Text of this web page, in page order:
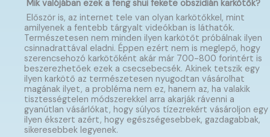
Mik valójában ezek a feng shui fekete obszidián karkötők?
Először is, az internet tele van olyan karkötőkkel, mint
amilyenek a fentebb tárgyalt videókban is láthatók.
Természetesen nem minden ilyen karkötőt próbálnak ilyen
csinnadrattával eladni. Éppen ezért nem is meglepő, hogy
szerencsehozó karkötőként akár már 700-800 forintért is
beszerezhetőek ezek a csecsebecsék. Akinek tetszik egy
ilyen karkötő az természetesen nyugodtan vásárolhat
magának ilyet, a probléma nem ez, hanem az, ha valakik
tisztességtelen módszerekkel arra akarják rávenni a
gyanútlan vásárlókat, hogy súlyos tízezrekért vásároljon egy
ilyen ékszert azért, hogy egészségesebbek, gazdagabbak,
sikeresebbek legyenek.